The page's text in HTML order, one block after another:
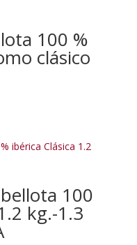
100 %
clásico
100
kg.-1.3